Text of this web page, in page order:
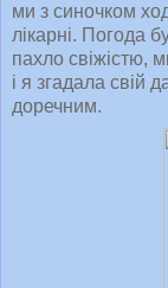
ми з синочком
лікарні. Погода
пахло свіжістю,
і я згадала свій
доречним.